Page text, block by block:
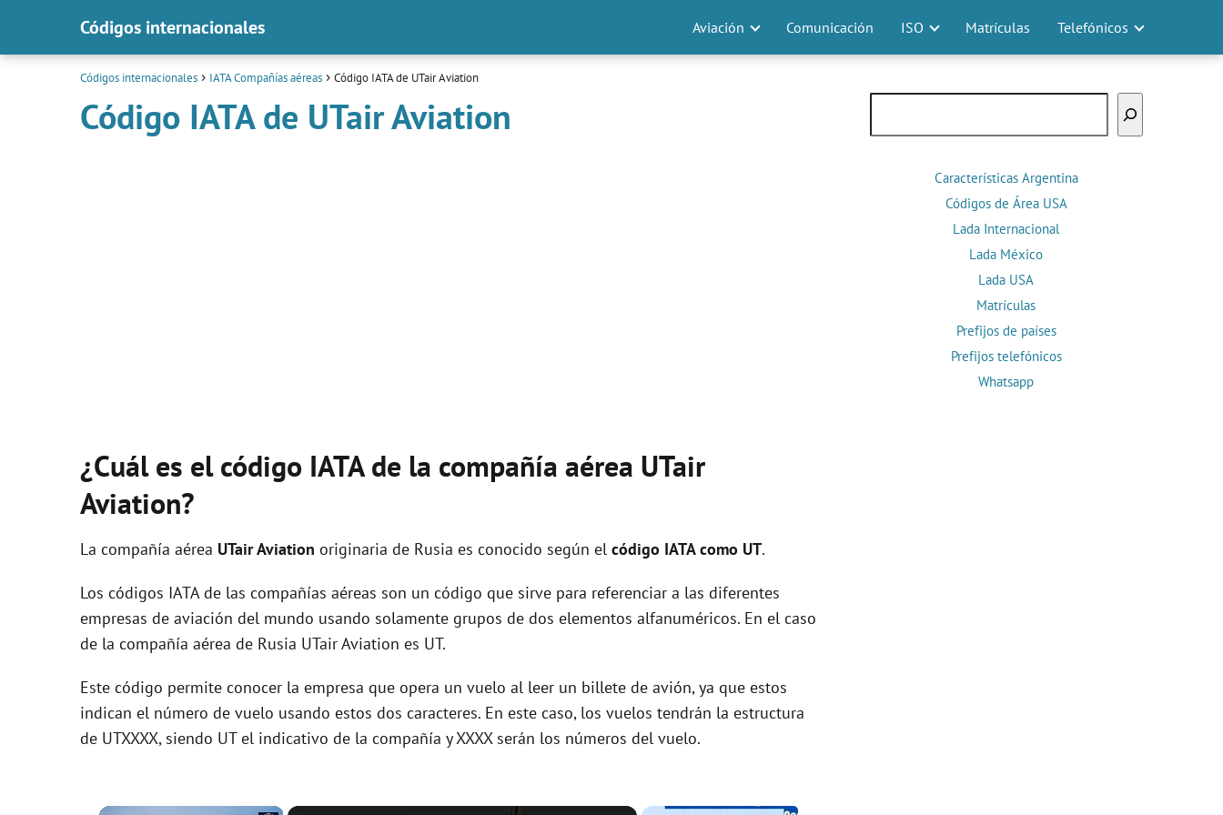
Códigos internacionales Aviación Comunicación ISO Matrículas Telefónicos
Códigos internacionales IATA Compañías aéreas Código IATA de UTair Aviation
Código IATA de UTair Aviation
¿Cuál es el código IATA de la compañía aérea UTair
Aviation?
La compañía aérea UTair Aviation originaria de Rusia es conocido según el código IATA como UT.
Los códigos IATA de las compañías aéreas son un código que sirve para referenciar a las diferentes
empresas de aviación del mundo usando solamente grupos de dos elementos alfanuméricos. En el caso
de la compañía aérea de Rusia UTair Aviation es UT.
Este código permite conocer la empresa que opera un vuelo al leer un billete de avión, ya que estos
indican el número de vuelo usando estos dos caracteres. En este caso, los vuelos tendrán la estructura
de UTXXXX, siendo UT el indicativo de la compañía y XXXX serán los números del vuelo.
Características Argentina
Códigos de Área USA
Lada Internacional
Lada México
Lada USA
Matrículas
Prefijos de países
Prefijos telefónicos
Whatsapp